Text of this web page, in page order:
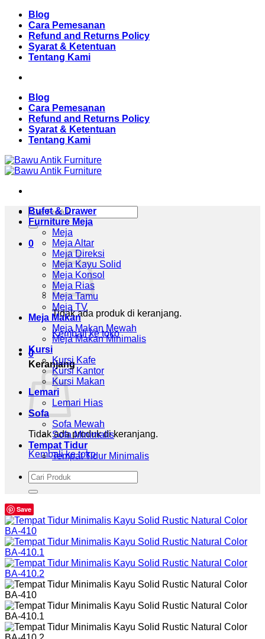
Skip
content
Blog
Cara Pemesanan
Refund and Returns Policy
Syarat & Ketentuan
Tentang Kami
Blog
Cara Pemesanan
Refund and Returns Policy
Syarat & Ketentuan
Tentang Kami
Pencarian
untuk:
0
Tidak ada produk di keranjang.
Kembali ke toko
0
Keranjang
Tidak ada produk di keranjang.
Kembali ke toko
Bufet & Drawer
Furniture Meja
Meja
Meja Altar
Meja Direksi
Meja Kayu Solid
Meja Konsol
Meja Rias
Meja Tamu
Meja TV
Meja Makan
Meja Makan Mewah
Meja Makan Minimalis
Kursi
Kursi Kafe
Kursi Kantor
Kursi Makan
Lemari
Lemari Hias
Sofa
Sofa Mewah
Sofa Minimalis
Tempat Tidur
Tempat Tidur Minimalis
Pencarian
untuk:
Save